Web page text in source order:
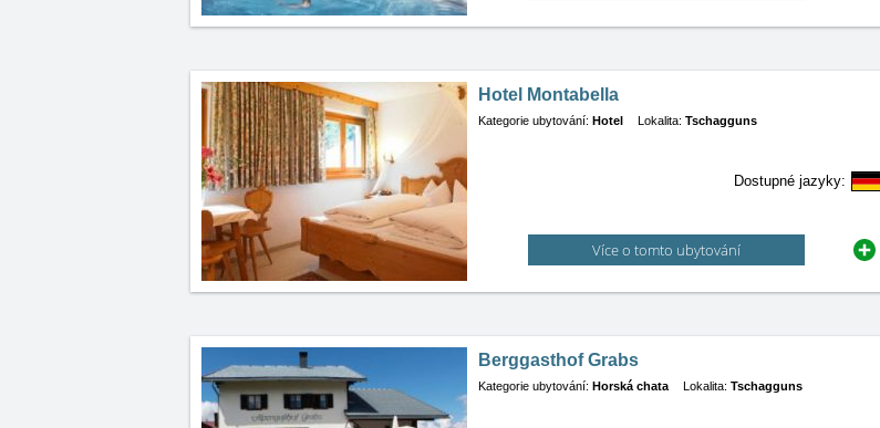
Hotel Montabella
Kategorie ubytování: Hotel Lokalita: Tschagguns
Dostupné jazyky:
Více o tomto ubytování
Berggasthof Grabs
Kategorie ubytování: Horská chata Lokalita: Tschagguns